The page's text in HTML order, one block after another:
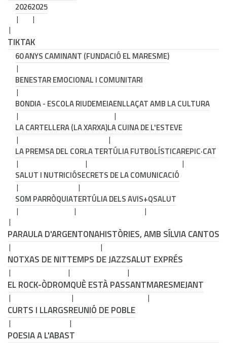
20262025
TIKTAK
60 ANYS CAMINANT (FUNDACIÓ EL MARESME)
BENESTAR EMOCIONAL I COMUNITARI
BONDIA - ESCOLA RIUDEMEIAENLLAÇAT AMB LA CULTURA
LA CARTELLERA (LA XARXA)LA CUINA DE L'ESTEVE
LA PREMSA DEL CORLA TERTÚLIA FUTBOLÍSTICAREPIC·CAT
SALUT I NUTRICIÓSECRETS DE LA COMUNICACIÓ
SOM PARRÒQUIATERTÚLIA DELS AVIS+QSALUT
PARAULA D'ARGENTONAHISTÒRIES, AMB SÍLVIA CANTOS
NOTXAS DE NITTEMPS DE JAZZSALUT EXPRÉS
EL ROCK-ÒDROMQUÈ ESTÀ PASSANTMARESMEJANT
CURTS I LLARGSREUNIÓ DE POBLE
POESIA A L'ABAST